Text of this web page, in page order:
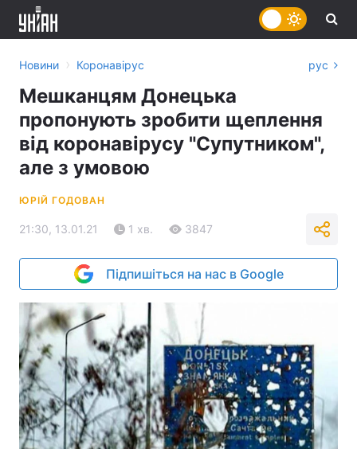
Новини › Коронавірус рус
Мешканцям Донецька
пропонують зробити щеплення
від коронавірусу "Супутником",
але з умовою
ЮРІЙ ГОДОВАН
21:30, 13.01.21 1 хв. 3847
Підпишіться на нас в Google